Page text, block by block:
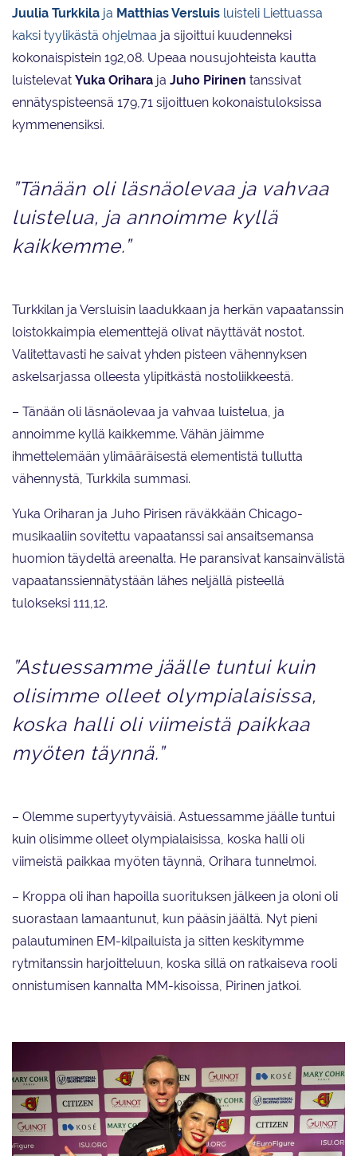
Juulia Turkkila ja Matthias Versluis luisteli Liettuassa
kaksi tyylikästä ohjelmaa ja sijoittui kuudenneksi
kokonaispistein 192,08. Upeaa nousujohteista kautta
luistelevat Yuka Orihara ja Juho Pirinen tanssivat
ennätyspisteensä 179,71 sijoittuen kokonaistuloksissa
kymmenensiksi.
”Tänään oli läsnäolevaa ja vahvaa
luistelua, ja annoimme kyllä
kaikkemme.”
Turkkilan ja Versluisin laadukkaan ja herkän vapaatanssin
loistokkaimpia elementtejä olivat näyttävät nostot.
Valitettavasti he saivat yhden pisteen vähennyksen
askelsarjassa olleesta ylipitkästä nostoliikkeestä.
– Tänään oli läsnäolevaa ja vahvaa luistelua, ja
annoimme kyllä kaikkemme. Vähän jäimme
ihmettelemään ylimääräisestä elementistä tullutta
vähennystä, Turkkila summasi.
Yuka Oriharan ja Juho Pirisen räväkkään Chicago-
musikaaliin sovitettu vapaatanssi sai ansaitsemansa
huomion täydeltä areenalta. He paransivat kansainvälistä
vapaatanssiennätystään lähes neljällä pisteellä
tulokseksi 111,12.
”Astuessamme jäälle tuntui kuin
olisimme olleet olympialaisissa,
koska halli oli viimeistä paikkaa
myöten täynnä.”
– Olemme supertyytyväisiä. Astuessamme jäälle tuntui
kuin olisimme olleet olympialaisissa, koska halli oli
viimeistä paikkaa myöten täynnä, Orihara tunnelmoi.
– Kroppa oli ihan hapoilla suorituksen jälkeen ja oloni oli
suorastaan lamaantunut, kun pääsin jäältä. Nyt pieni
palautuminen EM-kilpailuista ja sitten keskitymme
rytmitanssin harjoitteluun, koska sillä on ratkaiseva rooli
onnistumisen kannalta MM-kisoissa, Pirinen jatkoi.